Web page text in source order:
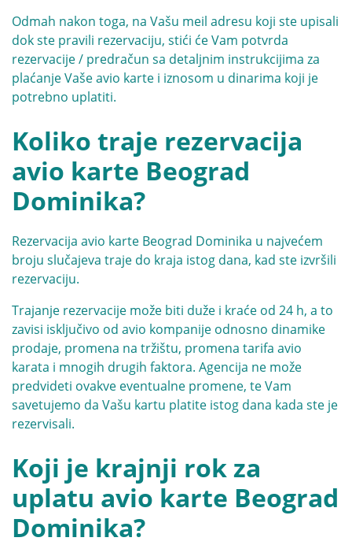
Odmah nakon toga, na Vašu meil adresu koji ste upisali
dok ste pravili rezervaciju, stići će Vam potvrda
rezervacije / predračun sa detaljnim instrukcijima za
plaćanje Vaše avio karte i iznosom u dinarima koji je
potrebno uplatiti.
Koliko traje rezervacija
avio karte Beograd
Dominika?
Rezervacija avio karte Beograd Dominika u najvećem
broju slučajeva traje do kraja istog dana, kad ste izvršili
rezervaciju.
Trajanje rezervacije može biti duže i kraće od 24 h, a to
zavisi isključivo od avio kompanije odnosno dinamike
prodaje, promena na tržištu, promena tarifa avio
karata i mnogih drugih faktora. Agencija ne može
predvideti ovakve eventualne promene, te Vam
savetujemo da Vašu kartu platite istog dana kada ste je
rezervisali.
Koji je krajnji rok za
uplatu avio karte Beograd
Dominika?